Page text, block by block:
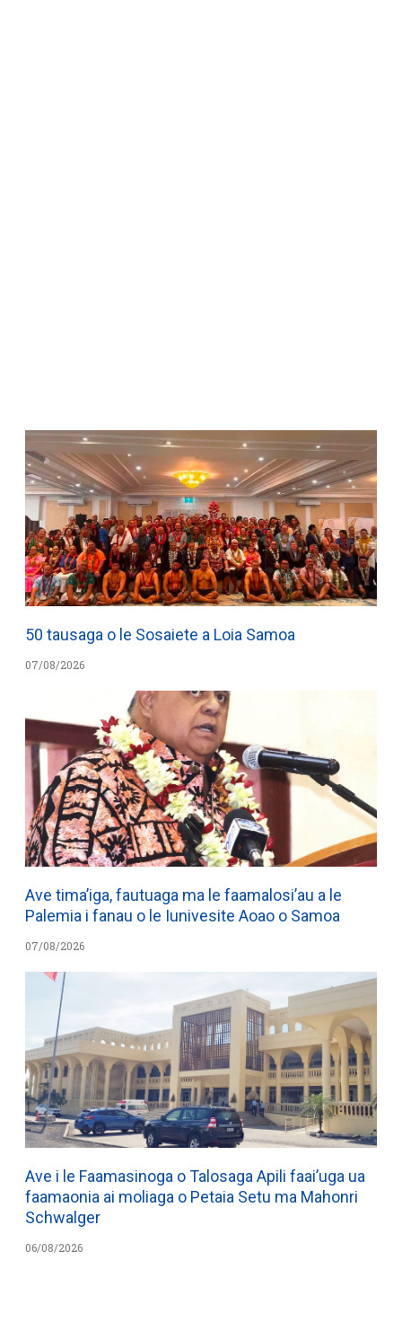
50 tausaga o le Sosaiete a Loia Samoa
07/08/2026
Ave tima’iga, fautuaga ma le faamalosi’au a le
Palemia i fanau o le Iunivesite Aoao o Samoa
07/08/2026
Ave i le Faamasinoga o Talosaga Apili faai’uga ua
faamaonia ai moliaga o Petaia Setu ma Mahonri
Schwalger
06/08/2026